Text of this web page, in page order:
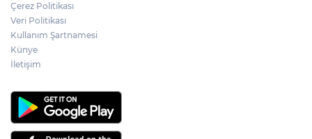
Rojin Kabaiş, Hiranur Nilgün Aygar ve
Kıvanç Uman’ın ailelerini hedef alam
Çerez Politikası
Veri Politikası
Kullanım Şartnamesi
Künye
İletişim